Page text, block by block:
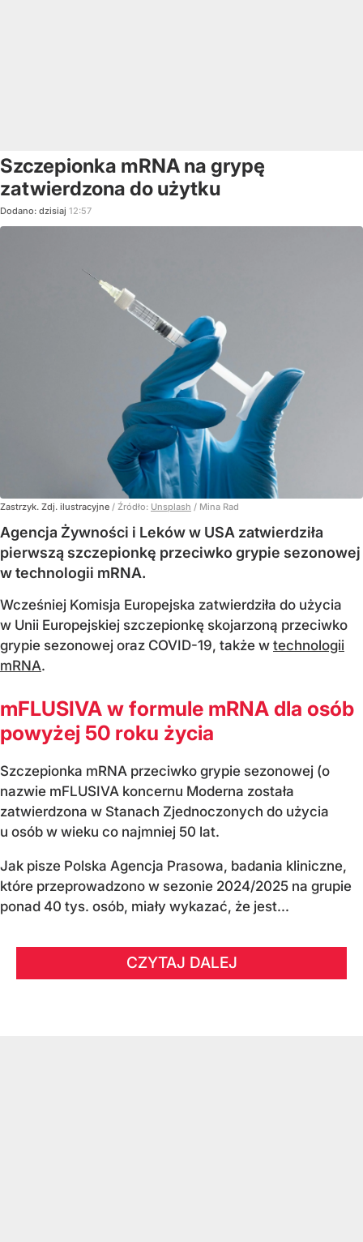
Szczepionka mRNA na grypę
zatwierdzona do użytku
Dodano: dzisiaj 12:57
Zastrzyk. Zdj. ilustracyjne / Źródło: Unsplash / Mina Rad
Agencja Żywności i Leków w USA zatwierdziła
pierwszą szczepionkę przeciwko grypie sezonowej
w technologii mRNA.
Wcześniej Komisja Europejska zatwierdziła do użycia
w Unii Europejskiej szczepionkę skojarzoną przeciwko
grypie sezonowej oraz COVID-19, także w technologii
mRNA.
mFLUSIVA w formule mRNA dla osób
powyżej 50 roku życia
Szczepionka mRNA przeciwko grypie sezonowej (o
nazwie mFLUSIVA koncernu Moderna została
zatwierdzona w Stanach Zjednoczonych do użycia
u osób w wieku co najmniej 50 lat.
Jak pisze Polska Agencja Prasowa, badania kliniczne,
które przeprowadzono w sezonie 2024/2025 na grupie
ponad 40 tys. osób, miały wykazać, że jest...
CZYTAJ DALEJ